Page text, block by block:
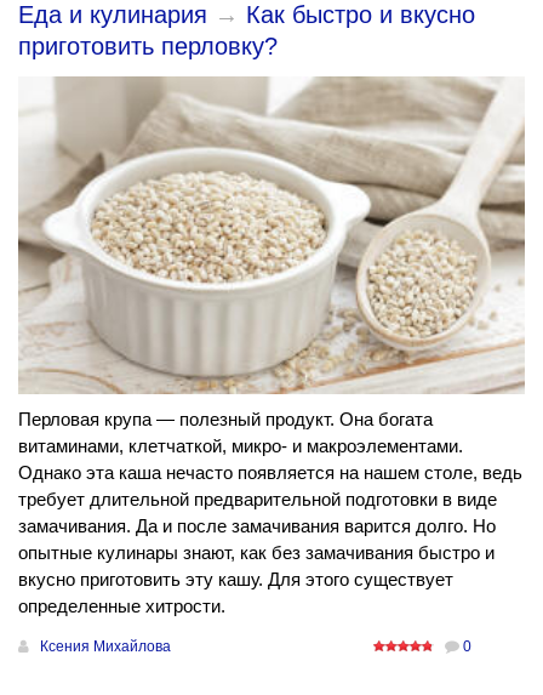
Еда и кулинария → Как быстро и вкусно
приготовить перловку?
Перловая крупа — полезный продукт. Она богата
витаминами, клетчаткой, микро- и макроэлементами.
Однако эта каша нечасто появляется на нашем столе, ведь
требует длительной предварительной подготовки в виде
замачивания. Да и после замачивания варится долго. Но
опытные кулинары знают, как без замачивания быстро и
вкусно приготовить эту кашу. Для этого существует
определенные хитрости.
Ксения Михайлова 0